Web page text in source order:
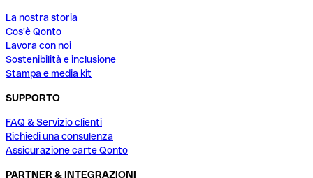
La nostra storia
Cos'è Qonto
Lavora con noi
Sostenibilità e inclusione
Stampa e media kit
SUPPORTO
FAQ & Servizio clienti
Richiedi una consulenza
Assicurazione carte Qonto
PARTNER & INTEGRAZIONI